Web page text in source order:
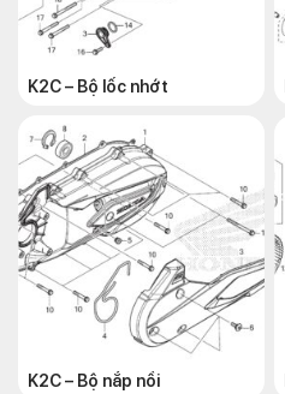
K2C – Bộ lốc nhớt
K2C – Bộ nắp nồi